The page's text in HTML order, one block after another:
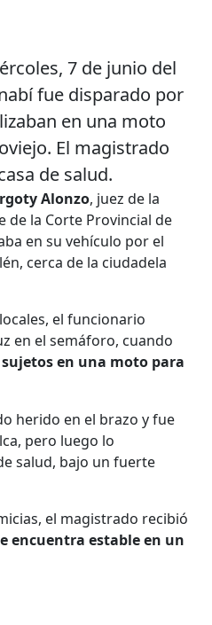
7 de junio del
fue disparado por
en una moto
El magistrado
de salud.
Alonzo, juez de la
de la Corte Provincial de
en su vehículo por el
cerca de la ciudadela
el funcionario
en el semáforo, cuando
en una moto para
herido en el brazo y fue
pero luego lo
salud, bajo un fuerte
el magistrado recibió
encuentra estable en un